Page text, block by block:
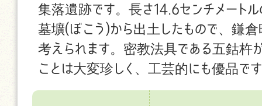
集落遺跡です。長さ14.6センチメート
墓壙(ぼこう)から出土したもので、鎌
考えられます。密教法具である五鈷杵
ことは大変珍しく、工芸的にも優品で